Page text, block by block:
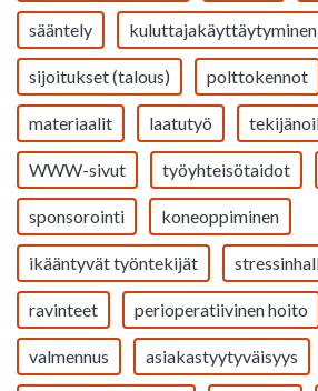
sääntely kuluttajakäyttäytyminen
sijoitukset (talous) polttokennot
materiaalit laatutyö
WWW-sivut työyhteisötaidot
sponsorointi koneoppiminen
ikääntyvät työntekijät
ravinteet perioperatiivinen hoito
valmennus asiakastyytyväisyys